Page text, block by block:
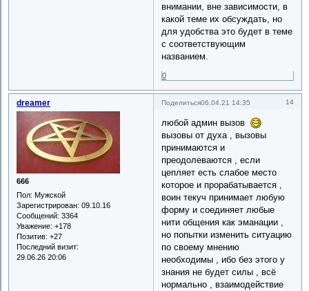
внимании, вне зависимости, в
какой теме их обсуждать, но
для удобства это будет в теме
с соответствующим
названием.
0
Поделиться 14
06.04.21 14:35
dreamer
666
Пол: Мужской
Зарегистрирован: 09.10.16
Сообщений: 3364
Уважение: +178
Позитив: +27
Последний визит:
29.06.26 20:06
любой админ вызов
вызовы от духа , вызовы
принимаются и
преодолеваются , если
цепляет есть слабое место
которое и прорабатывается ,
воин текуч принимает любую
форму и соединяет любые
нити общения как эманации ,
но попытки изменить ситуацию
по своему мнению
необходимы , ибо без этого у
знания не будет силы , всё
нормально , взаимодействие